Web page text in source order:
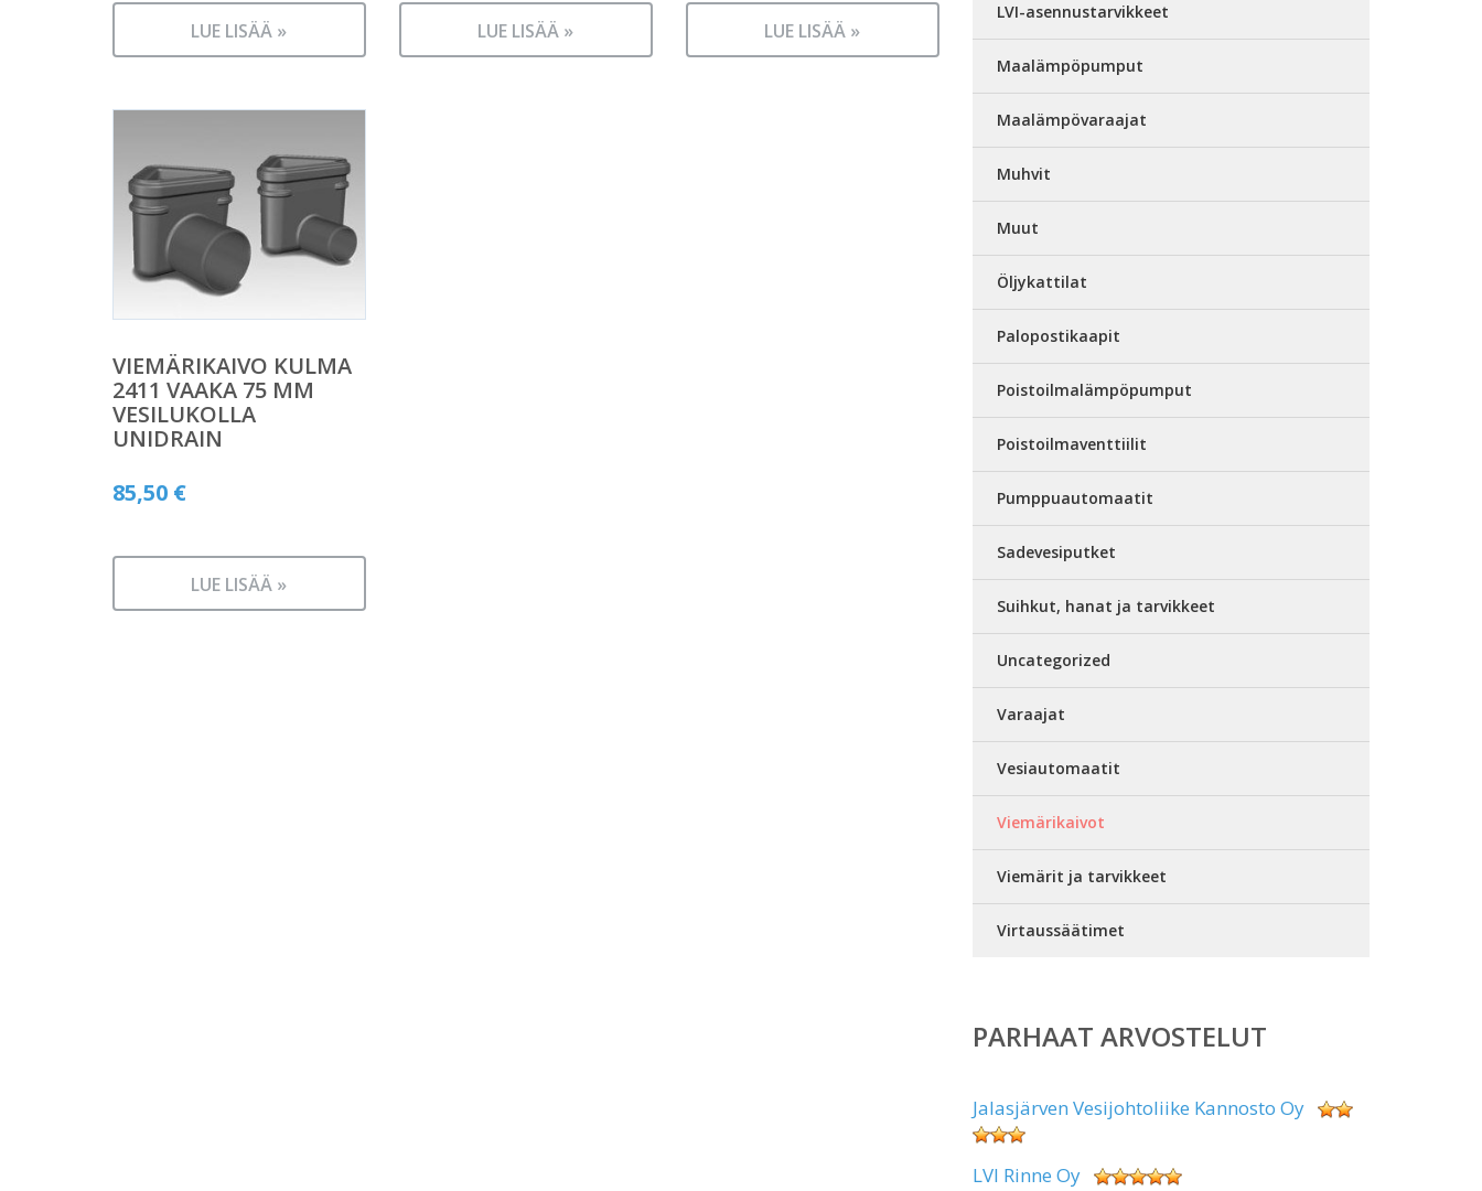
LUE LISÄÄ » LUE LISÄÄ » LUE LISÄÄ »
VIEMÄRIKAIVO KULMA
2411 VAAKA 75 MM
VESILUKOLLA
UNIDRAIN
85,50 €
LUE LISÄÄ »
LVI-asennustarvikkeet
Maalämpöpumput
Maalämpövaraajat
Muhvit
Muut
Öljykattilat
Palopostikaapit
Poistoilmalämpöpumput
Poistoilmaventtiilit
Pumppuautomaatit
Sadevesiputket
Suihkut, hanat ja tarvikkeet
Uncategorized
Varaajat
Vesiautomaatit
Viemärikaivot
Viemärit ja tarvikkeet
Virtaussäätimet
PARHAAT ARVOSTELUT
Jalasjärven Vesijohtoliike Kannosto Oy
LVI Rinne Oy